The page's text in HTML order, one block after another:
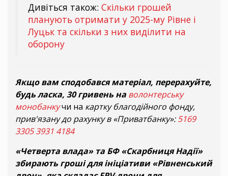
Дивіться також: Скільки грошей
планують отримати у 2025-му Рівне і
Луцьк та скільки з них виділити на
оборону
Якщо вам сподобався матеріал, перерахуйте,
будь ласка, 30 гривень на волонтерську
монобанкучи на картку благодійного фонду,
прив'язану до рахунку в «Приватбанку»:5169
3305 3931 4184
«Четверта влада» та БФ «Скарбниця Надії»
збирають гроші для ініціативи «Рівненський